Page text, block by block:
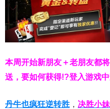
本周开始新朋友＋老朋友都
送，要如何获得!?登入游戏
丹牛也疯狂逆转胜 ， 决胜小妹